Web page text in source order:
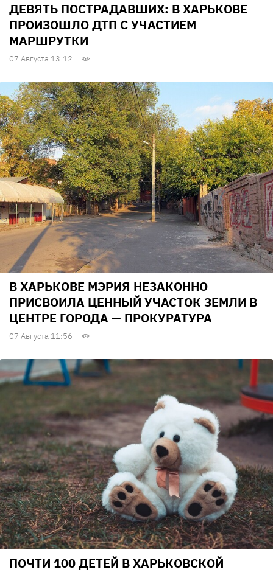
ДЕВЯТЬ ПОСТРАДАВШИХ: В ХАРЬКОВЕ
ПРОИЗОШЛО ДТП С УЧАСТИЕМ
МАРШРУТКИ
07 Августа 13:12
В ХАРЬКОВЕ МЭРИЯ НЕЗАКОННО
ПРИСВОИЛА ЦЕННЫЙ УЧАСТОК ЗЕМЛИ В
ЦЕНТРЕ ГОРОДА — ПРОКУРАТУРА
07 Августа 11:56
ПОЧТИ 100 ДЕТЕЙ В ХАРЬКОВСКОЙ